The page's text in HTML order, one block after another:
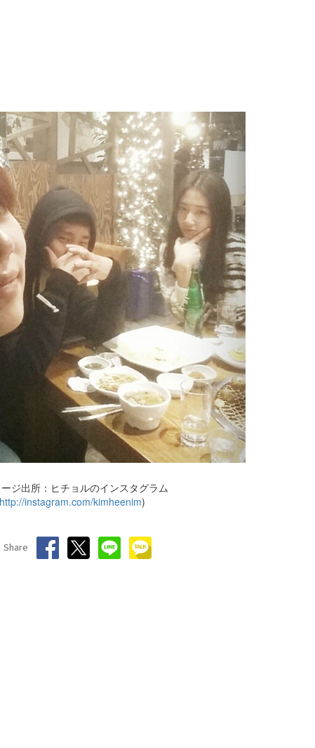
ジ出所：ヒチョルのインスタグラム
http://instagram.com/kimheenim)
Share